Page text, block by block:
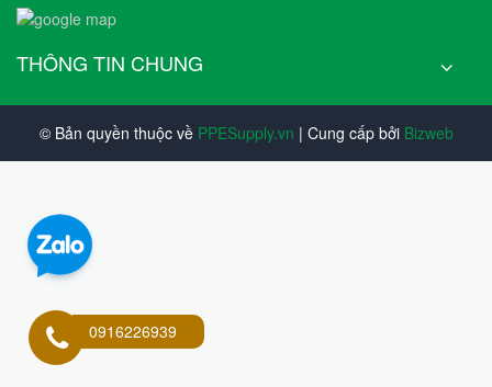
THÔNG TIN CHUNG
© Bản quyền thuộc về PPESupply.vn | Cung cấp bởi Bizweb
0916226939